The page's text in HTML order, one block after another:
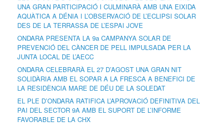
UNA GRAN PARTICIPACIÓ I CULMINARÀ AMB UNA EIXIDA
AQUÀTICA A DÉNIA I L’OBSERVACIÓ DE L’ECLIPSI SOLAR
DES DE LA TERRASSA DE L’ESPAI JOVE
ONDARA PRESENTA LA 9a CAMPANYA SOLAR DE
PREVENCIÓ DEL CÀNCER DE PELL IMPULSADA PER LA
JUNTA LOCAL DE L’AECC
ONDARA CELEBRARÀ EL 27 D’AGOST UNA GRAN NIT
SOLIDÀRIA AMB EL SOPAR A LA FRESCA A BENEFICI DE
LA RESIDÈNCIA MARE DE DÉU DE LA SOLEDAT
EL PLE D’ONDARA RATIFICA L’APROVACIÓ DEFINITIVA DEL
PAI DEL SECTOR 9A AMB EL SUPORT DE L’INFORME
FAVORABLE DE LA CHX